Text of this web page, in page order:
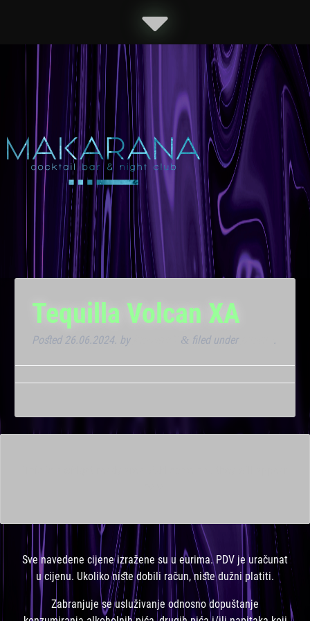
Tequilla Volcan XA
Posted 26.06.2024. by & filed under .
Sve navedene cijene izražene su u eurima. PDV je uračunat
u cijenu. Ukoliko niste dobili račun, niste dužni platiti.
Zabranjuje se usluživanje odnosno dopuštanje